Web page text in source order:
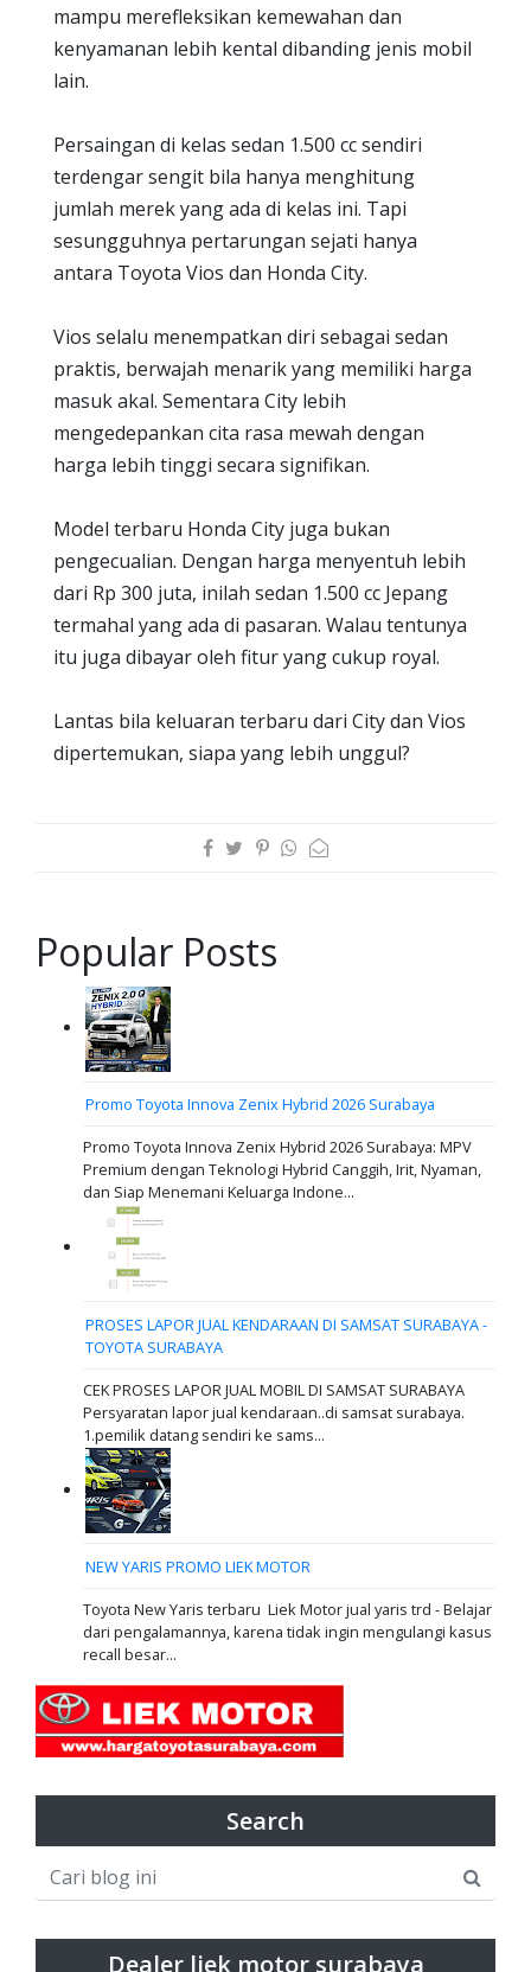
mampu merefleksikan kemewahan dan
kenyamanan lebih kental dibanding jenis mobil
lain.
Persaingan di kelas sedan 1.500 cc sendiri
terdengar sengit bila hanya menghitung
jumlah merek yang ada di kelas ini. Tapi
sesungguhnya pertarungan sejati hanya
antara Toyota Vios dan Honda City.
Vios selalu menempatkan diri sebagai sedan
praktis, berwajah menarik yang memiliki harga
masuk akal. Sementara City lebih
mengedepankan cita rasa mewah dengan
harga lebih tinggi secara signifikan.
Model terbaru Honda City juga bukan
pengecualian. Dengan harga menyentuh lebih
dari Rp 300 juta, inilah sedan 1.500 cc Jepang
termahal yang ada di pasaran. Walau tentunya
itu juga dibayar oleh fitur yang cukup royal.
Lantas bila keluaran terbaru dari City dan Vios
dipertemukan, siapa yang lebih unggul?
Popular Posts
Promo Toyota Innova Zenix Hybrid 2026 Surabaya
Promo Toyota Innova Zenix Hybrid 2026 Surabaya: MPV
Premium dengan Teknologi Hybrid Canggih, Irit, Nyaman,
dan Siap Menemani Keluarga Indone...
PROSES LAPOR JUAL KENDARAAN DI SAMSAT SURABAYA -
TOYOTA SURABAYA
CEK PROSES LAPOR JUAL MOBIL DI SAMSAT SURABAYA
Persyaratan lapor jual kendaraan..di samsat surabaya.
1.pemilik datang sendiri ke sams...
NEW YARIS PROMO LIEK MOTOR
Toyota New Yaris terbaru Liek Motor jual yaris trd - Belajar
dari pengalamannya, karena tidak ingin mengulangi kasus
recall besar...
Search
Dealer liek motor surabaya